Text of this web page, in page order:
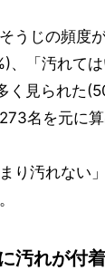
うじの頻度
「汚れて
く見られた
名を元に算
り汚れない
汚れが付